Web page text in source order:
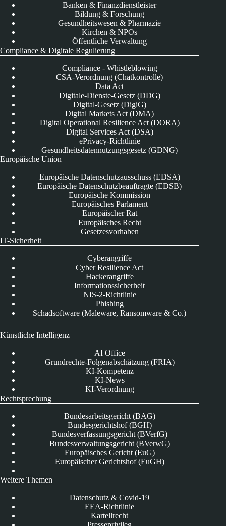
Banken & Finanzdienstleister
Bildung & Forschung
Gesundheitswesen & Pharmazie
Kirchen & NPOs
Öffentliche Verwaltung
Compliance & Digitale Regulierung
Compliance - Whistleblowing
CSA-Verordnung (Chatkontrolle)
Data Act
Digitale-Dienste-Gesetz (DDG)
Digital-Gesetz (DigiG)
Digital Markets Act (DMA)
Digital Operational Resilience Act (DORA)
Digital Services Act (DSA)
ePrivacy-Richtlinie
Gesundheitsdatennutzungsgesetz (GDNG)
Europäische Union
Europäische Datenschutzausschuss (EDSA)
Europäische Datenschutzbeauftragte (EDSB)
Europäische Kommission
Europäisches Parlament
Europäischer Rat
Europäisches Recht
Gesetzesvorhaben
IT-Sicherheit
Cyberangriffe
Cyber Resilience Act
Hackerangriffe
Informationssicherheit
NIS-2-Richtlinie
Phishing
Schadsoftware (Maleware, Ransomware & Co.)
Künstliche Intelligenz
AI Office
Grundrechte-Folgenabschätzung (FRIA)
KI-Kompetenz
KI-News
KI-Verordnung
Rechtsprechung
Bundesarbeitsgericht (BAG)
Bundesgerichtshof (BGH)
Bundesverfassungsgericht (BVerfG)
Bundesverwaltungsgericht (BVerwG)
Europäisches Gericht (EuG)
Europäischer Gerichtshof (EuGH)
Weitere Themen
Datenschutz & Covid-19
EEA-Richtlinie
Kartellrecht